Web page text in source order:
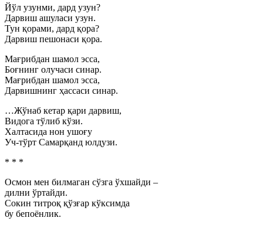
Йўл узунми, дард узун?
Дарвиш ашуласи узун.
Тун қорами, дард қора?
Дарвиш пешонаси қора.
Мағрибдан шамол эсса,
Боғнинг олучаси синар.
Мағрибдан шамол эсса,
Дарвишнинг ҳассаси синар.
…Жўнаб кетар қари дарвиш,
Видога тўлиб кўзи.
Халтасида нон ушоғу
Уч-тўрт Самарқанд юлдузи.
* * *
Осмон мен билмаган сўзга ўхшайди –
дилни ўртайди.
Сокин титроқ қўзғар кўксимда
бу бепоёнлик.